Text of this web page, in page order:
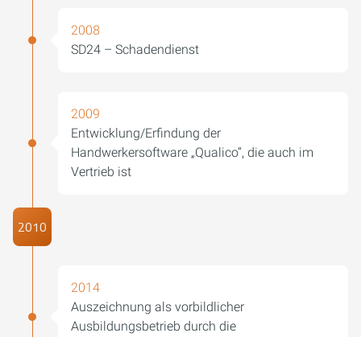
2008
SD24 – Schadendienst
2009
Entwicklung/Erfindung der
Handwerkersoftware „Qualico“, die auch im
Vertrieb ist
2010
2014
Auszeichnung als vorbildlicher
Ausbildungsbetrieb durch die